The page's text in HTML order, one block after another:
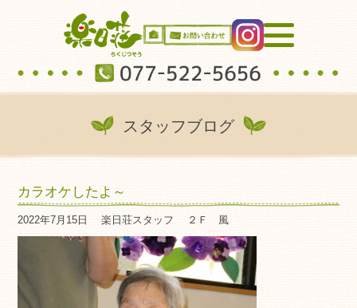
スタッフブログ
カラオケしたよ～
2022年7月15日 楽日荘スタッフ ２Ｆ 風